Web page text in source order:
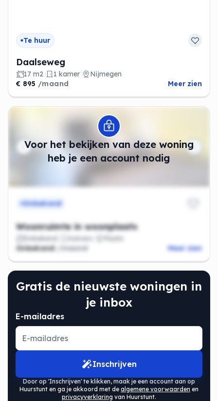
Te huur
Daalseweg
17 m2 1 kamer
Nijmegen
€ 895 /maand Meer zien
Voor het bekijken van deze woning
heb je een account nodig
Modal openen
Onbekend
Woonruimte in woonplaats
Onbekend Kamers
Plaats
Onbekend
/maand Meer zien
Gratis de nieuwste woningen in
je inbox
E-mailadres
Inschrijven
Door op 'Inschrijven' te klikken, maak je een account aan op
Huurstunt en ga je akkoord met de algemene voorwaarden en
privacyverklaring van Huurstunt.